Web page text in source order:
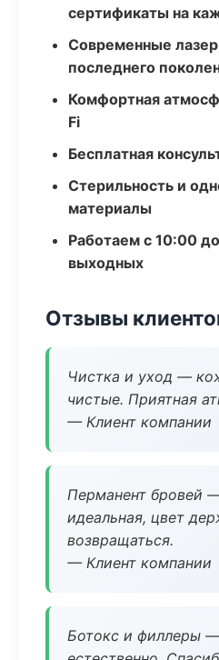
сертификаты на
Современные
последнего
Комфортная
Fi
Бесплатная
Стерильность и
материалы
Работаем с 10:00
выходных
Отзывы
Чистка и уход —
чистые. Приятная
— Клиент компании
Перманент бровей
идеальная, цвет
возвращаться.
— Клиент компании
Ботокс и филлеры